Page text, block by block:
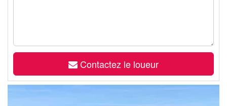
Contactez le loueur